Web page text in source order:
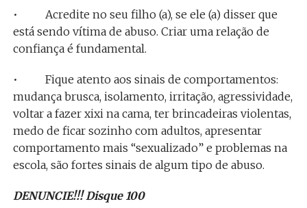
• Acredite no seu filho (a), se ele (a) disser que
está sendo vítima de abuso. Criar uma relação de
confiança é fundamental.
• Fique atento aos sinais de comportamentos:
mudança brusca, isolamento, irritação, agressividade,
voltar a fazer xixi na cama, ter brincadeiras violentas,
medo de ficar sozinho com adultos, apresentar
comportamento mais “sexualizado” e problemas na
escola, são fortes sinais de algum tipo de abuso.
DENUNCIE!!! Disque 100